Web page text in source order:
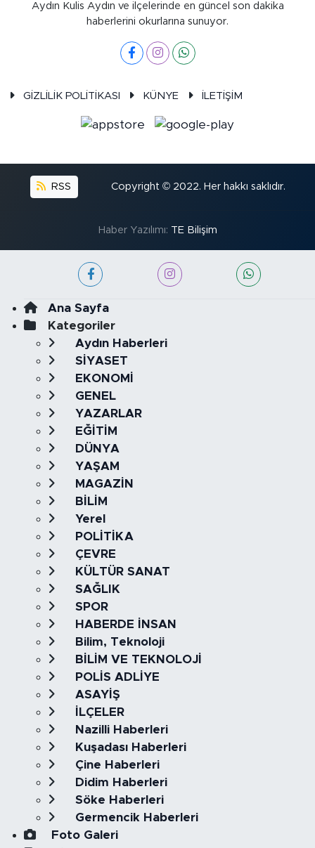
Aydın Kulis Aydın ve ilçelerinde en güncel son dakika
haberlerini okurlarına sunuyor.
GİZLİLİK POLİTİKASI KÜNYE İLETİŞİM
RSS Copyright © 2022. Her hakkı saklıdır.
Haber Yazılımı: TE Bilişim
Ana Sayfa
Kategoriler
Aydın Haberleri
SİYASET
EKONOMİ
GENEL
YAZARLAR
EĞİTİM
DÜNYA
YAŞAM
MAGAZİN
BİLİM
Yerel
POLİTİKA
ÇEVRE
KÜLTÜR SANAT
SAĞLIK
SPOR
HABERDE İNSAN
Bilim, Teknoloji
BİLİM VE TEKNOLOJİ
POLİS ADLİYE
ASAYİŞ
İLÇELER
Nazilli Haberleri
Kuşadası Haberleri
Çine Haberleri
Didim Haberleri
Söke Haberleri
Germencik Haberleri
Foto Galeri